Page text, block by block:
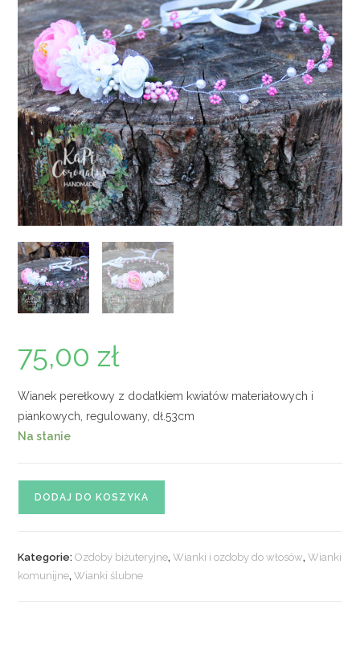
75,00 zł
Wianek perełkowy z dodatkiem kwiatów materiałowych i
piankowych, regulowany, dł.53cm
Na stanie
nr.
DODAJ DO KOSZYKA
Kategorie:Ozdoby biżuteryjne,Wianki i ozdoby do włosów,Wianki
komunijne,Wianki ślubne